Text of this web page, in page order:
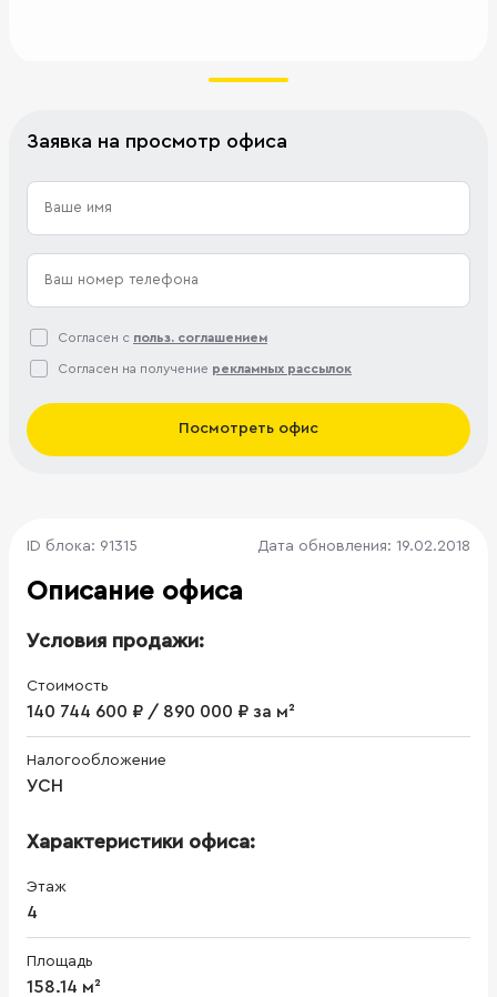
Заявка на просмотр офиса
Согласен с польз. соглашением
Согласен на получение рекламных рассылок
Посмотреть офис
ID блока: 91315 Дата обновления: 19.02.2018
Описание офиса
Условия продажи:
Стоимость
140 744 600 ₽ / 890 000 ₽ за м²
Налогообложение
УСН
Характеристики офиса:
Этаж
4
Площадь
158.14 м²